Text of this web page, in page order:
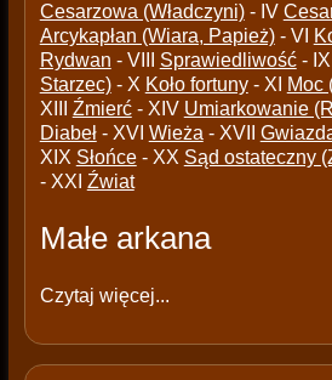
Cesarzowa (Władczyni)- IV
Arcykapłan (Wiara, Papież)- VI
Rydwan - VIII Sprawiedliwość- IX
Starzec)- X Koło fortuny- XI Moc
XIII Źmierć- XIV Umiarkowanie
Diabeł- XVI Wieża - XVII
XIX Słońce- XX Sąd ostateczny
- XXI Źwiat
Małe arkana
Czytaj więcej...